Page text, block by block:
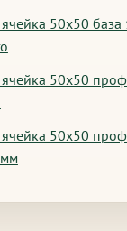
50х50
50х50
50х50